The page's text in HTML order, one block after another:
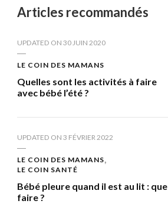
Articles recommandés
UPDATED ON 30 JUIN 2020
LE COIN DES MAMANS
Quelles sont les activités à faire
avec bébé l’été ?
UPDATED ON 3 FÉVRIER 2022
LE COIN DES MAMANS
LE COIN SANTÉ
Bébé pleure quand il est au lit : que
faire ?